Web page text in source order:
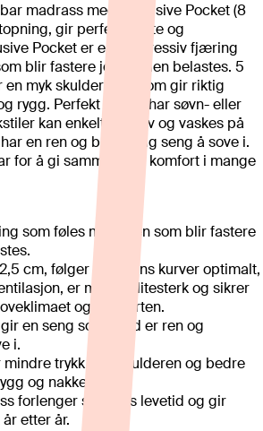
madrass med Exclusive Pocket (8
gir perfekt støtte og
Pocket er en progressiv fjæring
blir fastere jo mer den belastes. 5
en myk skuldersone som gir riktig
rygg. Perfekt om du har søvn- eller
kan enkelt taes av og vaskes på
en ren og behagelig seng å sove i.
for å gi samme høye komfort i mange
som føles myk, men som blir fastere
cm, følger kroppens kurver optimalt,
er meget slitesterk og sikrer
og komforten.
en seng som alltid er ren og
i.
trykk mot skulderen og bedre
og nakke.
forlenger sengens levetid og gir
etter år.